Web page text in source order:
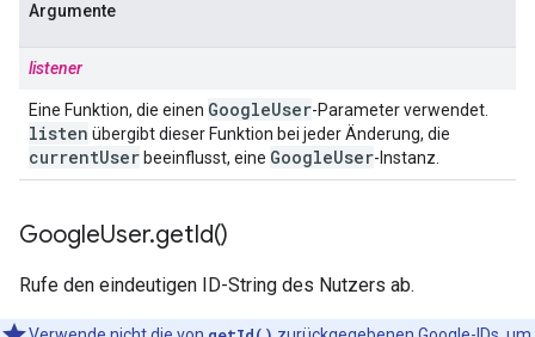
Argumente
listener
Eine Funktion, die einen GoogleUser-Parameter verwendet.
listen übergibt dieser Funktion bei jeder Änderung, die
currentUser beeinflusst, eine GoogleUser-Instanz.
GoogleUser.getId()
Rufe den eindeutigen ID-String des Nutzers ab.